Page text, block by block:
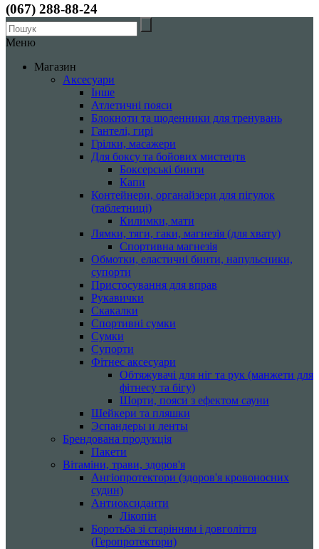
(067) 288-88-24
Меню
Магазин
Аксесуари
Інше
Атлетичні пояси
Блокноти та щоденники для тренувань
Гантелі, гирі
Грілки, масажери
Для боксу та бойових мистецтв
Боксерські бинти
Капи
Контейнери, органайзери для пігулок
(таблетниці)
Килимки, мати
Лямки, тяги, гаки, магнезія (для хвату)
Спортивна магнезія
Обмотки, еластичні бинти, напульсники,
супорти
Пристосування для вправ
Рукавички
Скакалки
Спортивні сумки
Сумки
Супорти
Фітнес аксесуари
Обтяжувачі для ніг та рук (манжети для
фітнесу та бігу)
Шорти, пояси з ефектом сауни
Шейкери та пляшки
Эспандеры и ленты
Брендована продукція
Пакети
Вітаміни, трави, здоров'я
Ангіопротектори (здоров'я кровоносних
судин)
Антиоксиданти
Лікопін
Боротьба зі старінням і довголіття
(Геропротектори)